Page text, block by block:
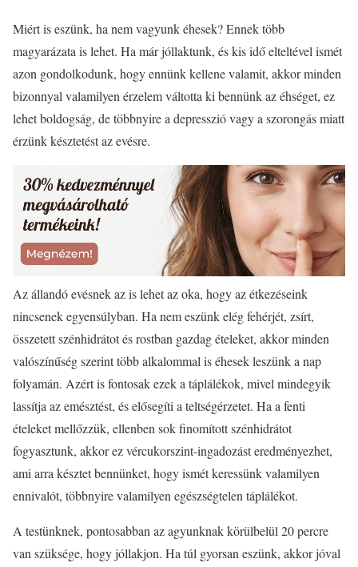
Miért is eszünk, ha nem vagyunk éhesek? Ennek több
magyarázata is lehet. Ha már jóllaktunk, és kis idő elteltével ismét
azon gondolkodunk, hogy ennünk kellene valamit, akkor minden
bizonnyal valamilyen érzelem váltotta ki bennünk az éhséget, ez
lehet boldogság, de többnyire a depresszió vagy a szorongás miatt
érzünk késztetést az evésre.
Az állandó evésnek az is lehet az oka, hogy az étkezéseink
nincsenek egyensúlyban. Ha nem eszünk elég fehérjét, zsírt,
összetett szénhidrátot és rostban gazdag ételeket, akkor minden
valószínűség szerint több alkalommal is éhesek leszünk a nap
folyamán. Azért is fontosak ezek a táplálékok, mivel mindegyik
lassítja az emésztést, és elősegíti a teltségérzetet. Ha a fenti
ételeket mellőzzük, ellenben sok finomított szénhidrátot
fogyasztunk, akkor ez vércukorszint-ingadozást eredményezhet,
ami arra késztet bennünket, hogy ismét keressünk valamilyen
ennivalót, többnyire valamilyen egészségtelen táplálékot.
A testünknek, pontosabban az agyunknak körülbelül 20 percre
van szüksége, hogy jóllakjon. Ha túl gyorsan eszünk, akkor jóval